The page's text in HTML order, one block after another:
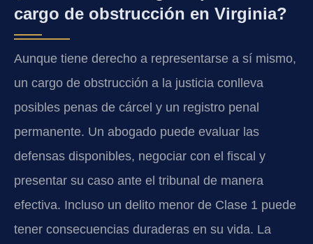
cargo de obstrucción en Virginia?
Aunque tiene derecho a representarse a sí mismo,
un cargo de obstrucción a la justicia conlleva
posibles penas de cárcel y un registro penal
permanente. Un abogado puede evaluar las
defensas disponibles, negociar con el fiscal y
presentar su caso ante el tribunal de manera
efectiva. Incluso un delito menor de Clase 1 puede
tener consecuencias duraderas en su vida. La